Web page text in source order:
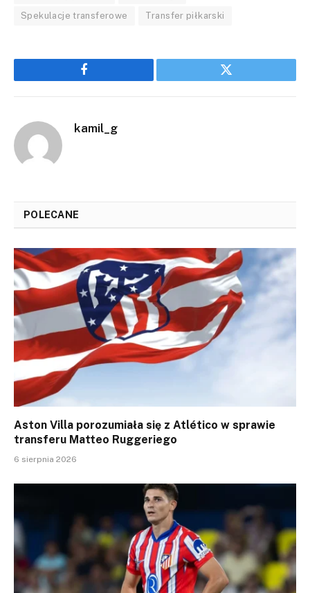
Spekulacje transferowe Transfer piłkarski
Facebook Twitter
kamil_g
POLECANE
Aston Villa porozumiała się z Atlético w sprawie
transferu Matteo Ruggeriego
6 sierpnia 2026